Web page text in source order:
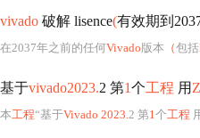
vivado 破解 lisence(有效期到
在2037年之前的任何Vivado 版本 （包括
基于vivado2023.2 第1个工程 用
本工程“基于Vivado 2023.2 第1个工程